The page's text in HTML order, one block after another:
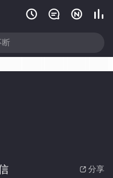
   
 分享